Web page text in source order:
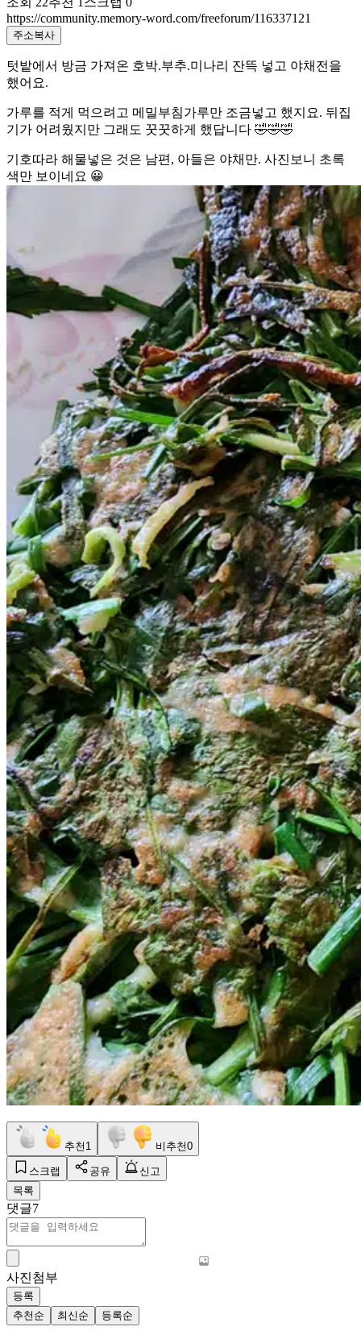
https://community.memory-word.com/freeforum/116337121
주소복사
텃밭에서 방금 가져온 호박.부추.미나리 잔뜩 넣고 야채전을
했어요.
가루를 적게 먹으려고 메밀부침가루만 조금넣고 했지요. 뒤집
기가 어려웠지만 그래도 꿋꿋하게 했답니다 🤣🤣🤣
기호따라 해물넣은 것은 남편, 아들은 야채만. 사진보니 초록
색만 보이네요 😀
추천 1 비추천0
스크랩 공유
신고
목록
댓글7
사진첨부
등록
추천순
최신순 등록순